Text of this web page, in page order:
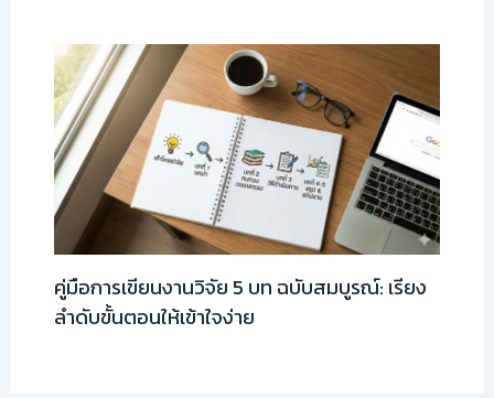
คู่มือการเขียนงานวิจัย 5 บท ฉบับสมบูรณ์: เรียง
ลำดับขั้นตอนให้เข้าใจง่าย